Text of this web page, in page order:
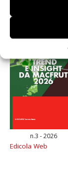
n.3 - 2026
Edicola Web